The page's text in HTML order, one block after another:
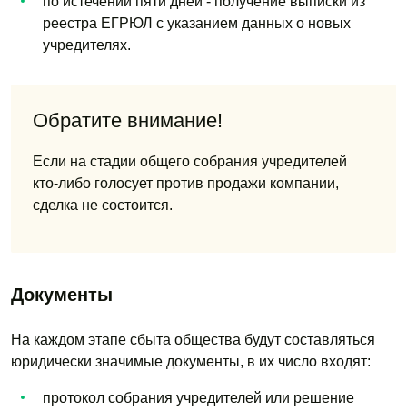
реестра ЕГРЮЛ с указанием данных о новых
учредителях.
Обратите внимание!
Если на стадии общего собрания учредителей
кто-либо голосует против продажи компании,
сделка не состоится.
Документы
На каждом этапе сбыта общества будут составляться
юридически значимые документы, в их число входят:
протокол собрания учредителей или решение